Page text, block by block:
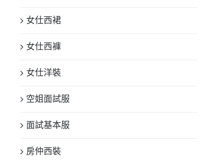
女仕西裙
女仕西褲
女仕洋裝
空姐面試服
面試基本服
房仲西裝